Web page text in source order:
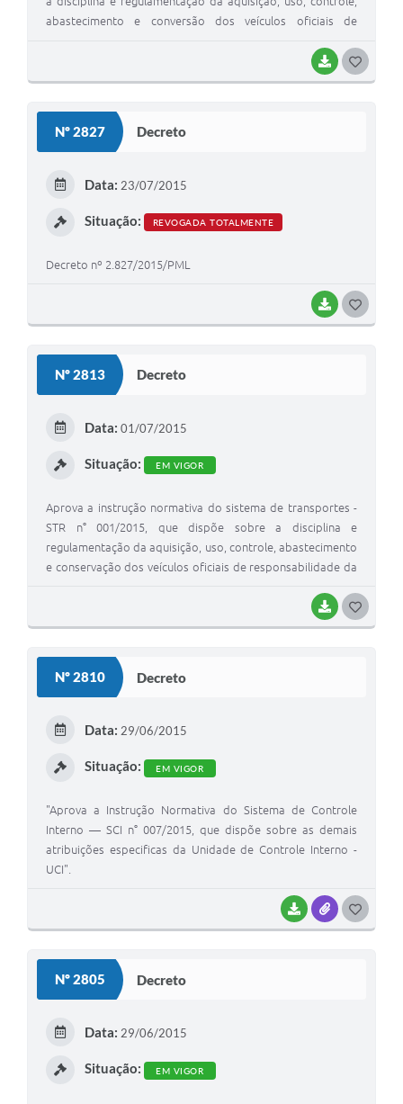
BAIXAR
abastecimento e conversão dos veículos oficiais de
Nº 2827 Decreto
BAIXAR
Data: 23/07/2015
Situação: REVOGADA TOTALMENTE
Decreto nº 2.827/2015/PML
Nº 2813 Decreto
BAIXAR
Data: 01/07/2015
Situação: EM VIGOR
Aprova a instrução normativa do sistema de transportes -
STR n° 001/2015, que dispõe sobre a disciplina e
regulamentação da aquisição, uso, controle, abastecimento
e conservação dos veículos oficiais de responsabilidade da
Nº 2810 Decreto
BAIXARANEXOS
Data: 29/06/2015
Situação: EM VIGOR
"Aprova a Instrução Normativa do Sistema de Controle
Interno — SCI n° 007/2015, que dispõe sobre as demais
atribuições especificas da Unidade de Controle Interno -
UCI".
Nº 2805 Decreto
Data: 29/06/2015
Situação: EM VIGOR